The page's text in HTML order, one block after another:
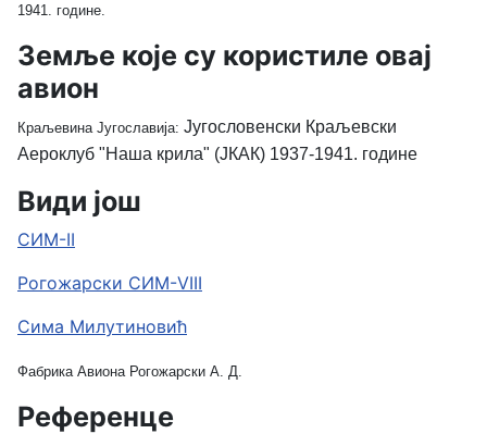
1941. године.
Земље које су користиле овај
авион
Краљевина Југославија: Југословенски Краљевски
Аероклуб "Наша крила" (ЈКАК) 1937-1941. године
Види још
СИМ-II
Рогожарски СИМ-VIII
Сима Милутиновић
Фабрика Авиона Рогожарски А. Д.
Референце